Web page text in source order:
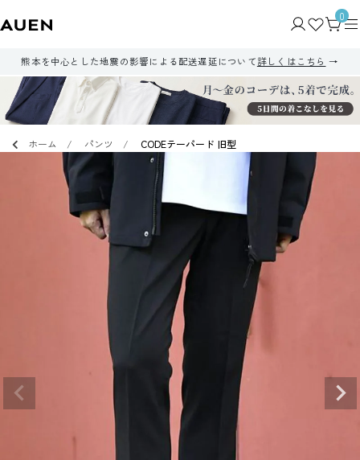
0
熊本を中心とした地震の影響による配送遅延について詳しくはこちら
ホーム パンツ CODEテーパード 旧型